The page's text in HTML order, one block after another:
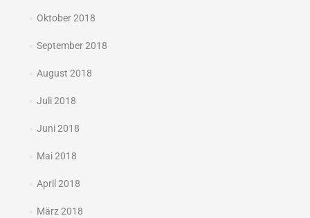
Oktober 2018
September 2018
August 2018
Juli 2018
Juni 2018
Mai 2018
April 2018
März 2018